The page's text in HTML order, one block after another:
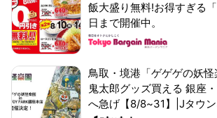
飯大盛り無料!お得すぎる
日まで開催中。
鳥取・境港「ゲゲゲの妖
鬼太郎グッズ買える 銀座
へ急げ【8/8~31】|Jタウン